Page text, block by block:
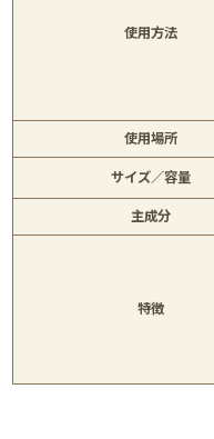
使用方法
使用場所
サイズ／容量
主成分
特徴